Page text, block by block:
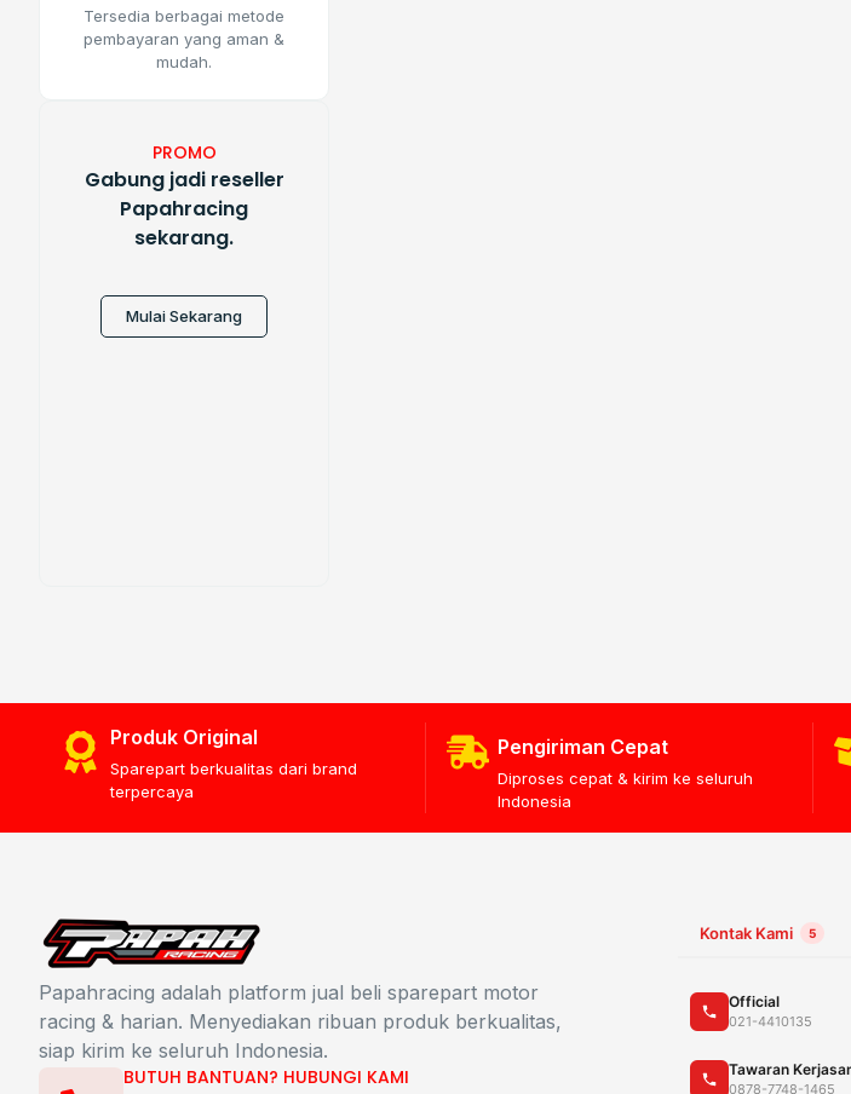
Tersedia berbagai metode
pembayaran yang aman &
mudah.
PROMO
Gabung jadi reseller
Papahracing
sekarang.
Mulai Sekarang
Produk Original
Sparepart berkualitas dari brand
terpercaya
Pengiriman Cepat
Diproses cepat & kirim ke seluruh
Indonesia
Papahracing adalah platform jual beli sparepart motor
racing & harian. Menyediakan ribuan produk berkualitas,
siap kirim ke seluruh Indonesia.
BUTUH BANTUAN? HUBUNGI KAMI
Kontak Kami 5
Official
021-4410135
Tawaran
0878-7748-1465